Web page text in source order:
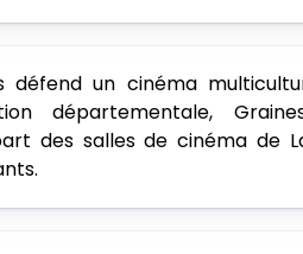
défend un cinéma
départementale,
des salles de cinéma de